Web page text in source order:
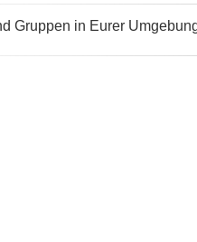
Gruppen in Eurer